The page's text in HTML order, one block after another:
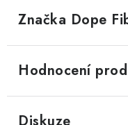
Značka Dope
Hodnocení